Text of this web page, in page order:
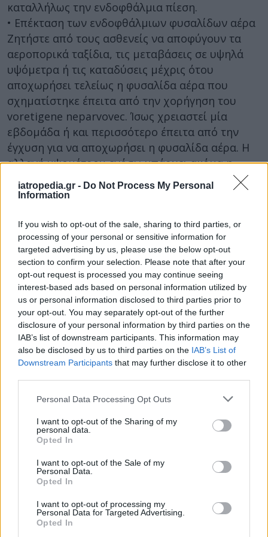
iatropedia.gr - Do Not Process My Personal
Information
If you wish to opt-out of the sale, sharing to third parties, or
processing of your personal or sensitive information for
targeted advertising by us, please use the below opt-out
section to confirm your selection. Please note that after your
opt-out request is processed you may continue seeing
interest-based ads based on personal information utilized by
us or personal information disclosed to third parties prior to
your opt-out. You may separately opt-out of the further
disclosure of your personal information by third parties on the
IAB’s list of downstream participants. This information may
also be disclosed by us to third parties on the IAB’s List of
Downstream Participants that may further disclose it to other
Personal Data Processing Opt Outs
I want to opt-out of the Sharing of my
personal data.
Opted In
I want to opt-out of the Sale of my
Personal Data.
Opted In
I want to opt-out of processing my
Personal Data for Targeted Advertising.
Opted In
καταλλήλως την ενδοφθάλμια πίεση.
• Επέκταση των ενδοφθάλμιων φυσαλίδων αέρα
Ζητήστε από τους ασθενείς να αποφύγουν τα
αεροπορικά ταξίδια, τις μεταβάσεις σε υψηλά
υψόμετρα ή τις καταδύσεις μέχρις ότου
αποχωρήσει τελείως η φυσαλίδα αέρα που
σχηματίστηκε έπειτα από την χορήγηση του
voretigene neparvovec. Ίσως χρειαστεί μία
εβδομάδα ή και περισσότερο έπειτα από την
έγχυση για να αποχωρήσει η φυσαλίδα αέρα. Η
αλλαγή υψομέτρου ενόσω υπάρχει ακόμα η
φυσαλίδα αέρα μπορεί να οδηγήσει σε μη
αναστρέψιμη απώλεια όρασης. Επαληθεύστε ότι
οφθαλμολογικής εξέτασης.
• Καταρράκτης: Η έγχυση του voretigene
neparvovec στον υπαμφιβληστροειδικό χώρο,
ειδικά η επέμβαση υαλοειδεκτομής,
συσχετίζεται με αυξημένη επίπτωση ανάπτυξης
ή/και εξέλιξης καταρράκτη.
Ανεπιθύμητες αντιδράσεις:
• Σε κλινικές μελέτες, οφθαλμικές ανεπιθύμητες
ενέργειες εμφανίστηκαν στο 66% των
συμμετεχόντων στη μελέτη (57% των οφθαλμών
στους οποίους έγινε έγχυση), οι οποίες
ενδεχομένως σχετίζονται με το voretigene
neparvovec, τη διαδικασία της έγχυσης στον
υπαμφιβληστροειδικό χώρο, τη συγχορήγηση
κορτικοστεροειδών, ή έναν συνδυασμό αυτών
των διαδικασιών και προϊόντων.
(επίπτωση ≥ 5% των συμμετεχόντων στη μελέτη)
ήταν η υπεραιμία του επιπεφυκότα (22%), ο